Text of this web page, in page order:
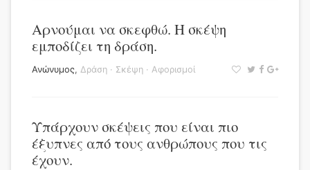
Αρνούμαι να σκεφθώ. Η σκέψη
εμποδίζει τη δράση.
Ανώνυμος, Δράση · Σκέψη · Αφορισμοί
Υπάρχουν σκέψεις που είναι πιο
έξυπνες από τους ανθρώπους που τις
έχουν.